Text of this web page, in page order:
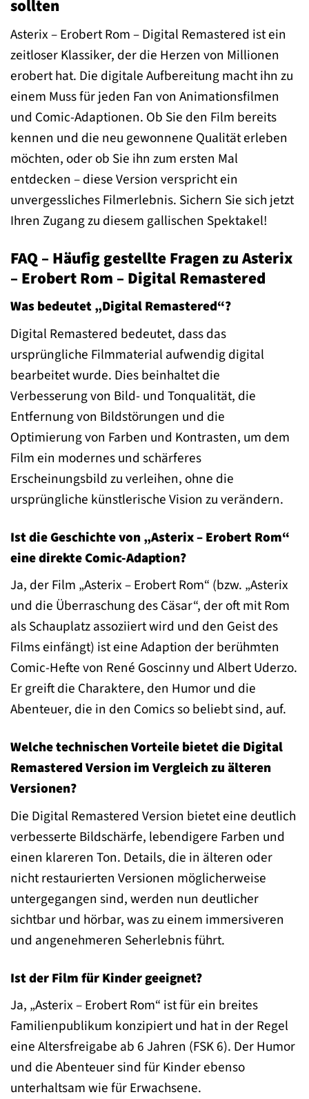
sollten
Asterix – Erobert Rom – Digital Remastered ist ein
zeitloser Klassiker, der die Herzen von Millionen
erobert hat. Die digitale Aufbereitung macht ihn zu
einem Muss für jeden Fan von Animationsfilmen
und Comic-Adaptionen. Ob Sie den Film bereits
kennen und die neu gewonnene Qualität erleben
möchten, oder ob Sie ihn zum ersten Mal
entdecken – diese Version verspricht ein
unvergessliches Filmerlebnis. Sichern Sie sich jetzt
Ihren Zugang zu diesem gallischen Spektakel!
FAQ – Häufig gestellte Fragen zu Asterix
– Erobert Rom – Digital Remastered
Was bedeutet „Digital Remastered“?
Digital Remastered bedeutet, dass das
ursprüngliche Filmmaterial aufwendig digital
bearbeitet wurde. Dies beinhaltet die
Verbesserung von Bild- und Tonqualität, die
Entfernung von Bildstörungen und die
Optimierung von Farben und Kontrasten, um dem
Film ein modernes und schärferes
Erscheinungsbild zu verleihen, ohne die
ursprüngliche künstlerische Vision zu verändern.
Ist die Geschichte von „Asterix – Erobert Rom“
eine direkte Comic-Adaption?
Ja, der Film „Asterix – Erobert Rom“ (bzw. „Asterix
und die Überraschung des Cäsar“, der oft mit Rom
als Schauplatz assoziiert wird und den Geist des
Films einfängt) ist eine Adaption der berühmten
Comic-Hefte von René Goscinny und Albert Uderzo.
Er greift die Charaktere, den Humor und die
Abenteuer, die in den Comics so beliebt sind, auf.
Welche technischen Vorteile bietet die Digital
Remastered Version im Vergleich zu älteren
Versionen?
Die Digital Remastered Version bietet eine deutlich
verbesserte Bildschärfe, lebendigere Farben und
einen klareren Ton. Details, die in älteren oder
nicht restaurierten Versionen möglicherweise
untergegangen sind, werden nun deutlicher
sichtbar und hörbar, was zu einem immersiveren
und angenehmeren Seherlebnis führt.
Ist der Film für Kinder geeignet?
Ja, „Asterix – Erobert Rom“ ist für ein breites
Familienpublikum konzipiert und hat in der Regel
eine Altersfreigabe ab 6 Jahren (FSK 6). Der Humor
und die Abenteuer sind für Kinder ebenso
unterhaltsam wie für Erwachsene.